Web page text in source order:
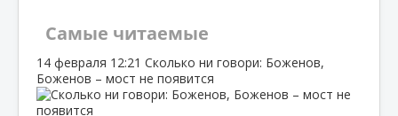
Самые читаемые
14 февраля 12:21 Сколько ни говори: Боженов,
Боженов – мост не появится